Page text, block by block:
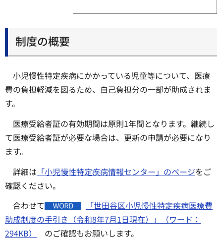
制度の概要
小児慢性特定疾病にかかっている児童等について、医療
費の負担軽減を図るため、自己負担分の一部が助成されま
す。
医療受給者証の有効期間は原則1年間となります。継続し
て医療受給者証が必要な場合は、更新の申請が必要になり
ます。
詳細は 「小児慢性特定疾病情報センター」のページをご
確認ください。
合わせて
「世田谷区小児慢性特定疾病医療費
助成制度の手引き（令和8年7月1日現在）」（ワード：
294KB）
のご確認もお願いします。